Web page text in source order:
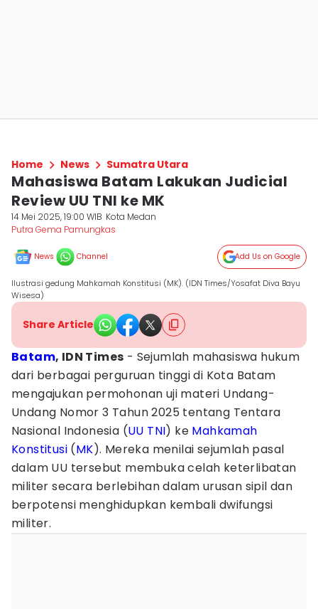
Home News Sumatra Utara
Mahasiswa Batam Lakukan Judicial
Review UU TNI ke MK
14 Mei 2025, 19:00 WIB Kota Medan
Putra Gema Pamungkas
News Channel Add Us on Google
Ilustrasi gedung Mahkamah Konstitusi (MK). (IDN Times/Yosafat Diva Bayu
Wisesa)
Share Article
Batam, IDN Times - Sejumlah mahasiswa hukum
dari berbagai perguruan tinggi di Kota Batam
mengajukan permohonan uji materi Undang-
Undang Nomor 3 Tahun 2025 tentang Tentara
Nasional Indonesia (UU TNI) ke Mahkamah
Konstitusi (MK). Mereka menilai sejumlah pasal
dalam UU tersebut membuka celah keterlibatan
militer secara berlebihan dalam urusan sipil dan
berpotensi menghidupkan kembali dwifungsi
militer.